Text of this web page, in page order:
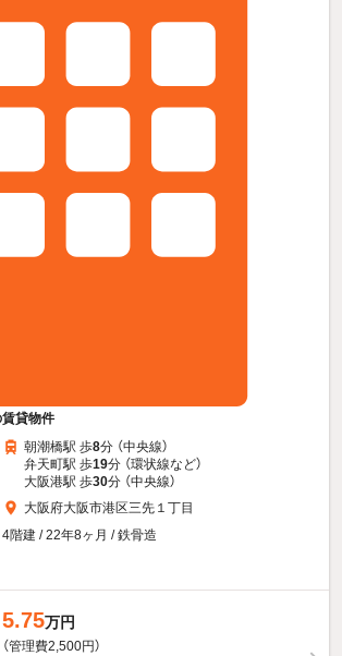
貸物件
朝潮橋駅 歩8分 （中央線）
弁天町駅 歩19分 （環状線など）
大阪港駅 歩30分 （中央線）
大阪府大阪市港区三先１丁目
4階建 / 22年8ヶ月 / 鉄骨造
5.75万円
（管理費2,500円）